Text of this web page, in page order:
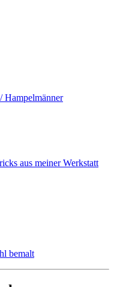
Hampelmänner
aus meiner Werkstatt
bemalt